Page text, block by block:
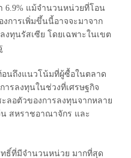
6.9% แม้จำนวนหน่วยที่โอน
การเพิ่มขึ้นนี้อาจจะมาจาก
ทุนรัสเซีย โดยเฉพาะในเขต
อนถึงแนวโน้มที่ผู้ซื้อในตลาด
ารลงทุนในช่วงที่เศรษฐกิจ
ลอตัวของการลงทุนจากหลาย
น สหราชอาณาจักร และ
ธิ์ที่มีจำนวนหน่วย มากที่สุด